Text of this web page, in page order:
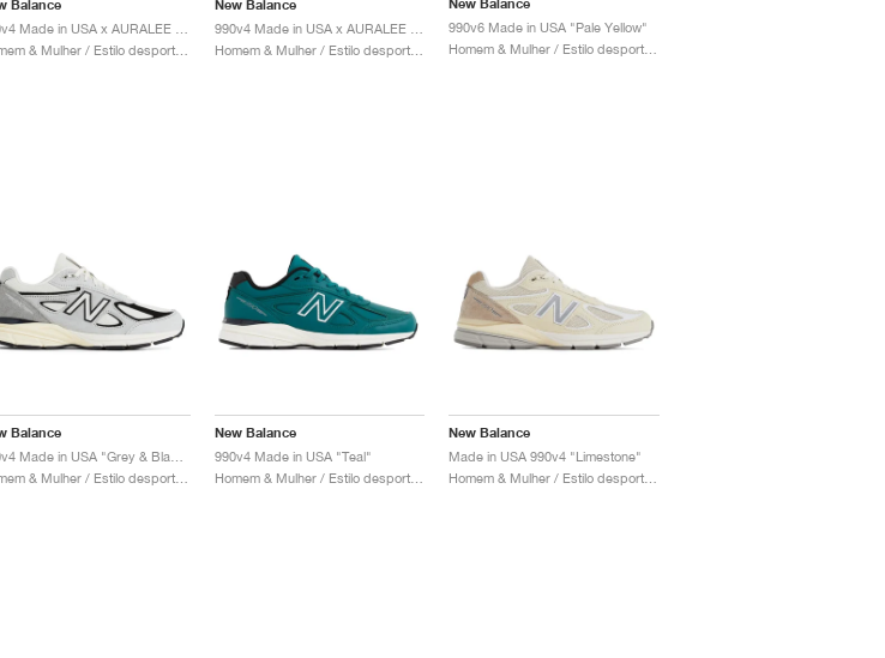
Balance
Homem & Mulher / Estilo desportivo / Sapatos
New Balance
Homem & Mulher / Estilo desportivo / Sapatos
New Balance
990v6 Made in USA "Pale Yellow"
Balance
Homem & Mulher / Estilo desportivo / Sapatos
New Balance
990v4 Made in USA "Teal"
Homem & Mulher / Estilo desportivo / Sapatos
New Balance
Made in USA 990v4 "Limestone"